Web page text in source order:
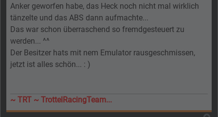
Anker geworfen habe, das Heck noch nicht mal wirklich
tänzelte und das ABS dann aufmachte...
Das war schon überraschend so fremdgesteuert zu
werden... ^^
Der Besitzer hats mit nem Emulator rausgeschmissen,
jetzt ist alles schön... : )
~ TRT ~ TrottelRacingTeam...